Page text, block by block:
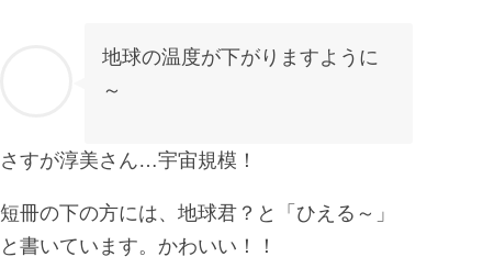
地球の温度が下がりますように
～
さすが淳美さん…宇宙規模！
短冊の下の方には、地球君？と「ひえる～」
と書いています。かわいい！！